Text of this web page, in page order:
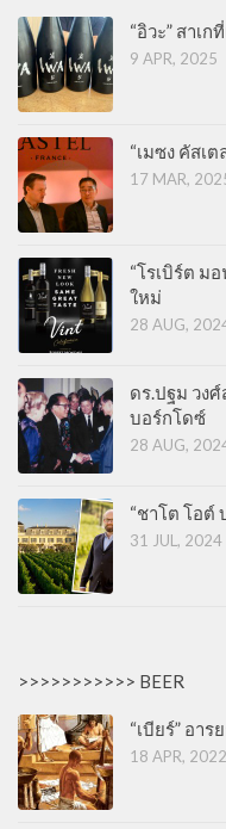
“อิวะ” สาเก
9 APR, 2025
“เมซง คัสเ
17 MAR,
“โรเบิร์ต ม
ใหม่
28 AUG,
ดร.ปฐม วง
บอร์กโดซ์
28 AUG,
“ชาโต โอต์
31 JUL, 2024
>>>>>>>>>>> BEER
“เบียร์” อา
18 APR, 2022